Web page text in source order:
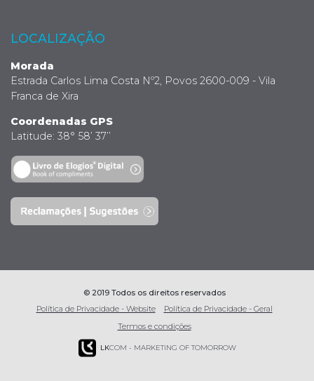
LOCALIZAÇÃO
Morada
Estrada Carlos Lima Costa Nº2, Povos 2600-009 - Vila
Franca de Xira
Coordenadas GPS
Latitude: 38° 58’ 37’’
© 2019 Todos os direitos reservados
Política de Privacidade - Website
Política de Privacidade - Geral
Termos e condições
LKCOM - MARKETING OF TOMORROW